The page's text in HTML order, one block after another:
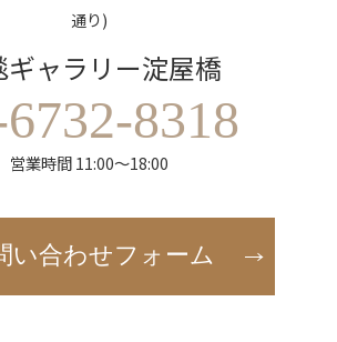
通り)
ギャラリー淀屋橋
8318
営業時間 11:00～18:00
い合わせフォーム